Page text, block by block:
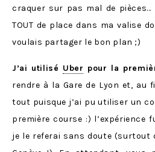
craquer sur pas mal de pièces…
TOUT de place dans ma valise
voulais partager le bon plan ;)
J’ai utilisé Uber pour la
rendre à la Gare de Lyon et, au
tout puisque j’ai pu utiliser un
première course :) l’expérience
je le referai sans doute (surtout